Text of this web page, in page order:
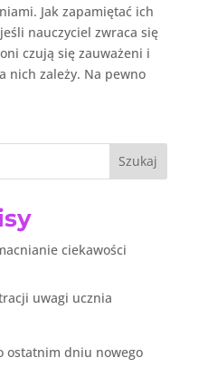
Jak zapamiętać ich
nauczyciel zwraca się
czują się zauważeni i
nich zależy. Na pewno
Szukaj
ciekawości
uwagi ucznia
ostatnim dniu nowego